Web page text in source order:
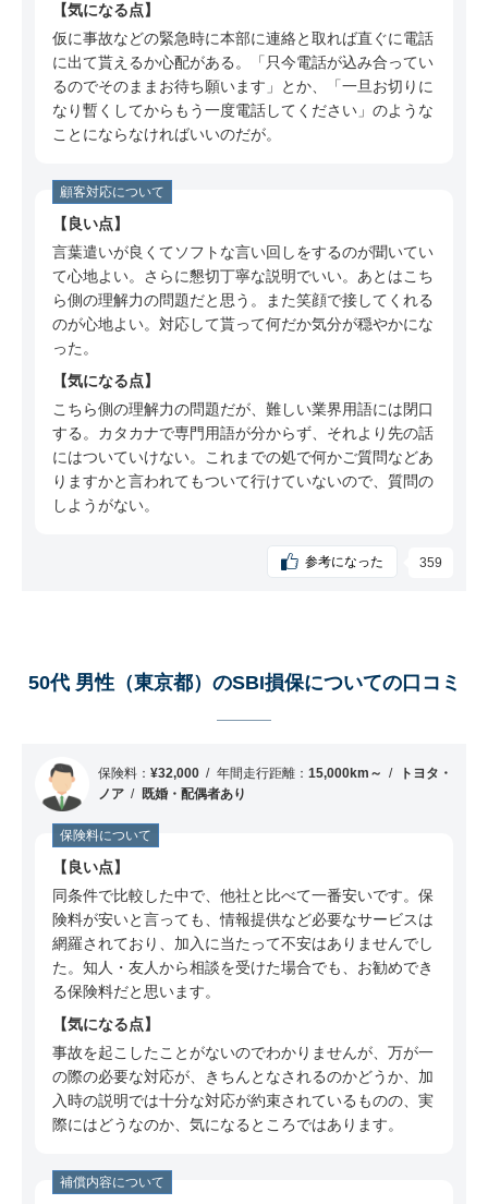
気になる点
仮に事故などの緊急時に本部に連絡と取れば直ぐに電話
に出て貰えるか心配がある。「只今電話が込み合ってい
るのでそのままお待ち願います」とか、「一旦お切りに
なり暫くしてからもう一度電話してください」のような
ことにならなければいいのだが。
顧客対応について
良い点
言葉遣いが良くてソフトな言い回しをするのが聞いてい
て心地よい。さらに懇切丁寧な説明でいい。あとはこち
ら側の理解力の問題だと思う。また笑顔で接してくれる
のが心地よい。対応して貰って何だか気分が穏やかにな
った。
気になる点
こちら側の理解力の問題だが、難しい業界用語には閉口
する。カタカナで専門用語が分からず、それより先の話
にはついていけない。これまでの処で何かご質問などあ
りますかと言われてもついて行けていないので、質問の
しようがない。
参考になった 359
50代 男性（東京都）のSBI損保についての口コミ
保険料： ¥32,000 年間走行距離： 15,000km～
トヨタ・
ノア
既婚・配偶者あり
保険料について
良い点
同条件で比較した中で、他社と比べて一番安いです。保
険料が安いと言っても、情報提供など必要なサービスは
網羅されており、加入に当たって不安はありませんでし
た。知人・友人から相談を受けた場合でも、お勧めでき
る保険料だと思います。
気になる点
事故を起こしたことがないのでわかりませんが、万が一
の際の必要な対応が、きちんとなされるのかどうか、加
入時の説明では十分な対応が約束されているものの、実
際にはどうなのか、気になるところではあります。
補償内容について